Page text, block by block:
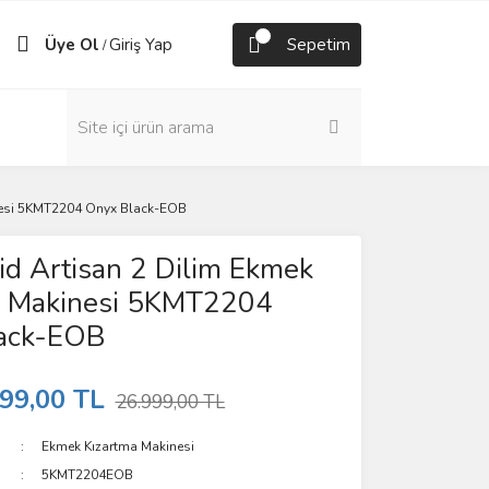
Üye Ol /Giriş Yap Sepetim
5KMT2204 Onyx Black-EOB
Artisan 2 Dilim Ekmek
Makinesi 5KMT2204
EOB
TL 26.999,00 TL
Ekmek Kızartma Makinesi
5KMT2204EOB